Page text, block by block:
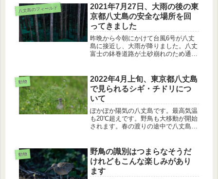
ンジソウと冬の八丈島の身近な様子を
紹介します。
八丈島のフィールド
2021年7月27日、大雨の後の東
京都八丈島の安全な場所を回
ってきました
昨晩から今朝にかけて台風6号が八丈
島に接近し、大雨が降りました。八丈
富士の鉢巻道路が土砂崩れのため通行
ナタマメ、ハチジョウカグマ、ハチジ
ョウキブシ、ホオジロを観察しまし
た。
動物
2022年4月上旬、東京都八丈島
で見られるシギ・チドリにつ
いて
ぽかぽか陽気の八丈島です。最高気温
も20℃超えです。野鳥も大移動が開始
されます。春の渡りの途中で八丈島に
てきました。
動物
野鳥の識別はつまらなそうだ
けれどもこんな楽しみがあり
ます